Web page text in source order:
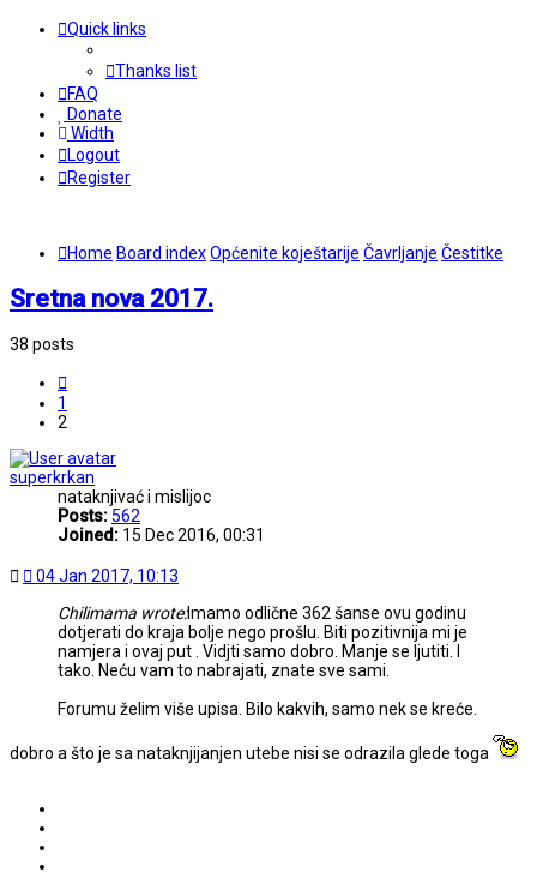
Quick links
Thanks list
FAQ
Donate
Width
Logout
Register
Home Board indexOpćenite koještarije Čavrljanje Čestitke
Sretna nova 2017.
38 posts
1
2
superkrkan
nataknjivać i mislijoc
Posts:562
Joined: 15 Dec 2016, 00:31
Post04 Jan 2017, 10:13
Chilimama wrote:Imamo odlične 362 šanse ovu godinu
dotjerati do kraja bolje nego prošlu. Biti pozitivnija mi je
namjera i ovaj put . Vidjti samo dobro. Manje se ljutiti. I
tako. Neću vam to nabrajati, znate sve sami.
Forumu želim više upisa. Bilo kakvih, samo nek se kreće.
dobro a što je sa nataknjijanjen utebe nisi se odrazila glede toga